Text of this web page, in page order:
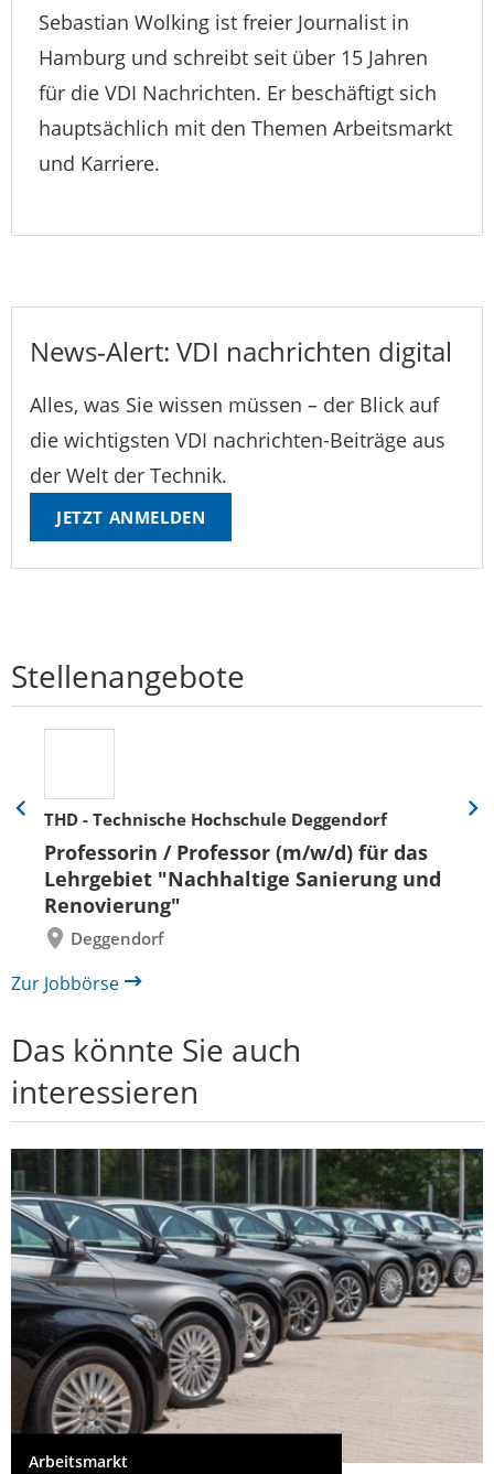
Sebastian Wolking ist freier Journalist in
Hamburg und schreibt seit über 15 Jahren
für die VDI Nachrichten. Er beschäftigt sich
hauptsächlich mit den Themen Arbeitsmarkt
und Karriere.
News-Alert: VDI nachrichten digital
Alles, was Sie wissen müssen – der Blick auf
die wichtigsten VDI nachrichten-Beiträge aus
der Welt der Technik.
JETZT ANMELDEN
Stellenangebote
THD - Technische Hochschule Deggendorf
Professorin / Professor (m/w/d) für das
Lehrgebiet "Nachhaltige Sanierung und
Renovierung"
Deggendorf
Eine
zurück
Eine
Zur Jobbörse
Das könnte Sie auch
interessieren
Arbeitsmarkt